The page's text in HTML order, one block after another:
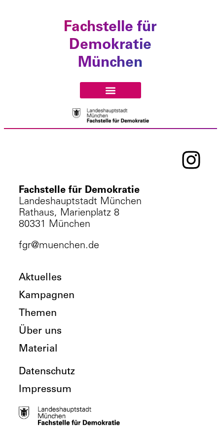
Fachstelle für
Demokratie
München
Fachstelle für Demokratie
Landeshauptstadt München
Rathaus, Marienplatz 8
80331 München
fgr@muenchen.de
Aktuelles
Kampagnen
Themen
Über uns
Material
Datenschutz
Impressum